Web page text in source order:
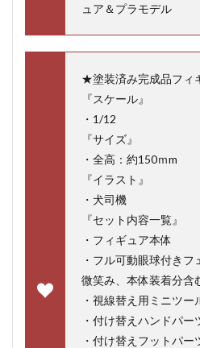
ュア＆プラモデル
★塗装済み完成品フィ
『スケール』
・1/12
『サイズ』
・全高：約150ｍm
『イラスト』
・犬司機
『セット内容一覧』
・フィギュア本体
・フル可動眼球付きフ
微笑み、本体装着分含
・視線替え用ミニツー
・付け替えハンドパ
・付け替えフットパ